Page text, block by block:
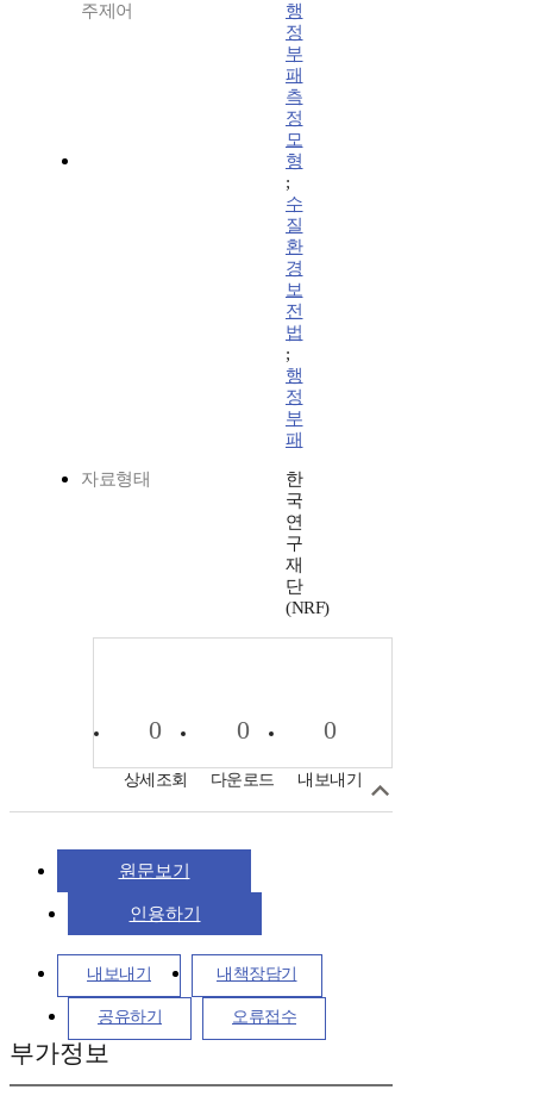
주제어
행
정
부
패
측
정
모
형
;
수
질
환
경
보
전
법
;
행
정
부
패
자료형태
한
국
연
구
재
단
(NRF)
0
상세조회
0
다운로드
0
내보내기
원문보기
인용하기
내보내기 내책장담기
공유하기 오류접수
부가정보